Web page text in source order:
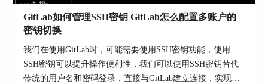
openssl rand -base64 32 > aes_key.txt
上述命令会生成一个32字节的AES加密密钥，并将
其保存到aes_key.txt文件中。
2. 配置加密密钥
GitLab如何管理SSH密钥 GitLab怎么配置多账户的
密钥切换
我们在使用GitLab时，可能需要使用SSH密钥功能，使用
SSH密钥可以提升操作便利性，我们可以使用SSH密钥替代
传统的用户名和密码登录，直接与GitLab建立连接，实现代